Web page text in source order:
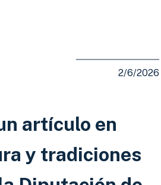
2/6/2026
artículo en
y tradiciones